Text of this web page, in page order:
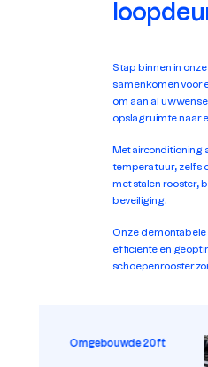
Stap binnen in
samenkomen voor
om aan al uw
opslagruimte naar
Met airconditioning
temperatuur, zelfs
met stalen rooster,
beveiliging.
Onze demontabele
efficiënte en
schoepenrooster
Loopdeur